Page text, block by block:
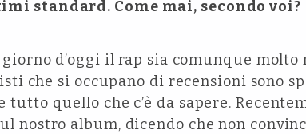
standard. Come mai, secondo voi?
giorno d’oggi il rap sia comunque
che si occupano di recensioni sono
tutto quello che c’è da sapere.
nostro album, dicendo che non